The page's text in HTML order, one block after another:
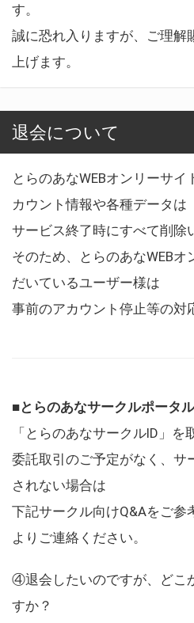
す。
誠に恐れ入りますが、ご理解
上げます。
退会について
とらのあなWEBオンリーサ
カウント情報や各種データは
サービス終了時にすべて削除
そのため、とらのあなWEB
だいているユーザー様は
事前のアカウント停止等の対
■とらのあなサークルポータ
「とらのあなサークルID」
委託取引のご予定がなく、サ
されない場合は
下記サークル向けQ&Aをご参
よりご連絡ください。
④退会したいのですが、どこ
すか？